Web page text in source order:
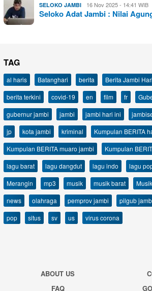
SELOKO JAMBI 16 Nov 2025 - 14:41 WIB
Seloko Adat Jambi : Nilai
TAG
al haris Batanghari berita Berita Jambi
berita terkini
covid-19 en film fr
gubernur jambi
jambi jambi hari ini
jp
kota jambi kriminal
Kumpulan BERITA
Kumpulan BERITA muaro jambi
Kumpulan
lagu barat
lagu dangdut lagu indo lagu
Merangin
mp3 musik musik barat
news
olahraga pemprov jambi pilgub
pop
situs sv us virus corona
ABOUT US
FAQ